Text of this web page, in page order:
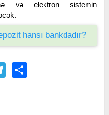
və elektron sistemin
hansı bankdadır?
Telegram